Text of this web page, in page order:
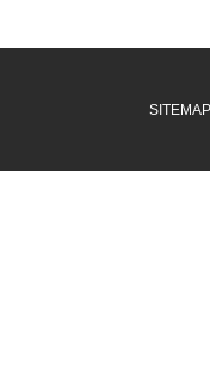
SITEMAP